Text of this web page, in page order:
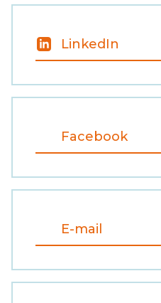
LinkedIn
Facebook
E-mail